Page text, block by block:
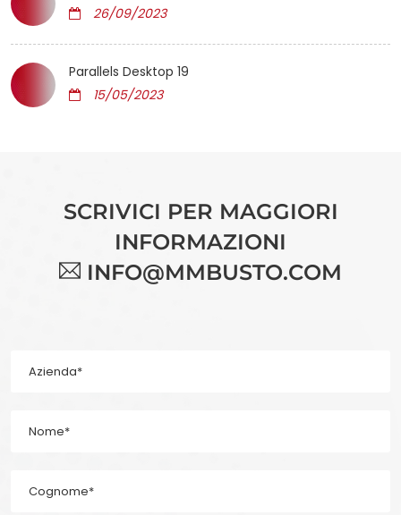
26/09/2023
Parallels Desktop 19
15/05/2023
SCRIVICI PER MAGGIORI
INFORMAZIONI
INFO@MMBUSTO.COM